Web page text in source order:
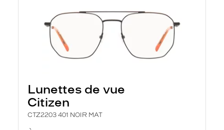
Lunettes de vue
Citizen
CTZ2203 401 NOIR MAT